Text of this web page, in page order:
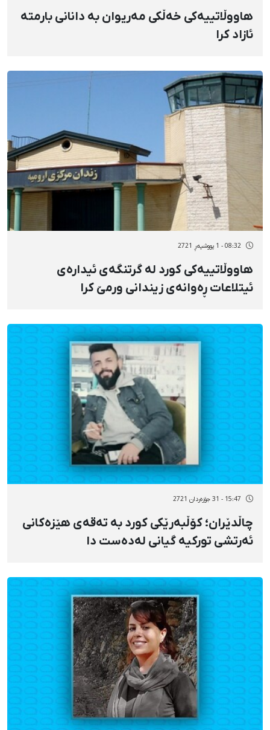
هاووڵاتییەکی خەڵکی مەریوان بە دانانی بارمتە
ئازاد کرا
08:32 - 1 پووشپەڕ 2721
هاووڵاتییەکی کورد لە گرتنگەی ئیدارەی
ئیتلاعات ڕەوانەی زیندانی ورمێ کرا
15:47 - 31 جۆزەردان 2721
چاڵدێران؛ کۆڵبەرێکی کورد بە تەقەی هێزەکانی
ئەرتشی تورکیە گیانی لەدەست دا